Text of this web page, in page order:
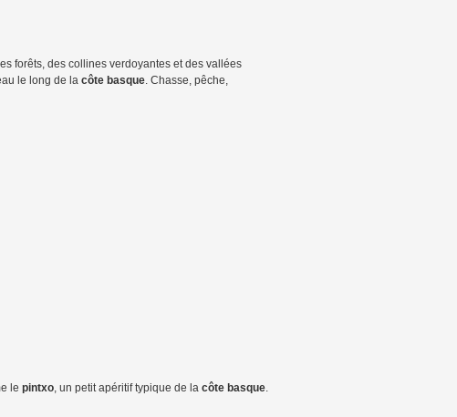
forêts, des collines verdoyantes et des vallées
le long de la côte basque. Chasse, pêche,
le pintxo, un petit apéritif typique de la côte basque.